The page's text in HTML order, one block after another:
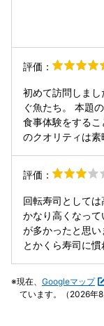
評価：
初めて訪問しま
ぐ魚たち。 本題
食事体験をするこ
のクオリティは
ているように感
社があるようで、
を感じます。ま
評価：
回転寿司として
かなり高くなっ
が多かったと思
とかくら寿司に
現在、 Googleマップ
ています。（2026年8